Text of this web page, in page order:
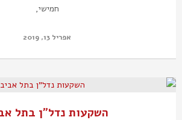
חמישי,
אפריל 13, 2019
השקעות נדל"ן בתל